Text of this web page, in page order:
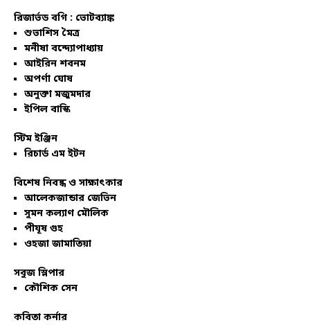
রিজার্ভড বগি : ভোটব্যাঙ্ক
শুভাশিস মৈত্র
মনীষা বন্দ্যোপাধ্যায়
আইরিন শবনম
অপর্ণা ঘোষ
অনুক্তা মজুমদার
ইপিল বাস্কি
স্টিম ইঞ্জিন
রিচার্ড এম ইটন
বিশেষ নিবন্ধ ও সাক্ষাৎকার
আলেকজান্ডার জেভিন
সুমন কল্যাণ মৌলিক
পীযূষ গুহ
ওহজা জামাতিয়া
সবুজ স্লিপার
কৌশিক সেন
কবিতা কর্নার